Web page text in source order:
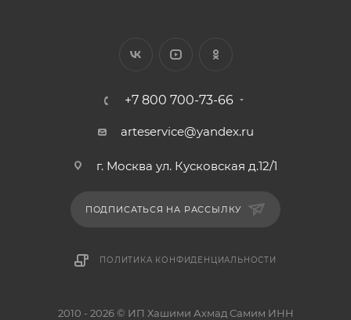
+7 800 700-73-66
arteservice@yandex.ru
г. Москва ул. Кусковская д.12/1
ПОДПИСАТЬСЯ НА РАССЫЛКУ
ПОЛИТИКА КОНФИДЕНЦИАЛЬНОСТИ
2010 - 2026 © ИП Хашими Ахмад Самим ИНН